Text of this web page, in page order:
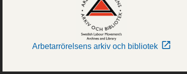
Arbetarrörelsens arkiv och bibliotek